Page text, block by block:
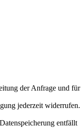
der Anfrage und für
jederzeit widerrufen.
entfällt